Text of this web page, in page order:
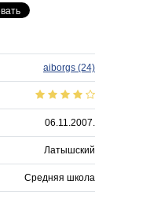
aiborgs (24)
06.11.2007.
Латышский
Средняя школа